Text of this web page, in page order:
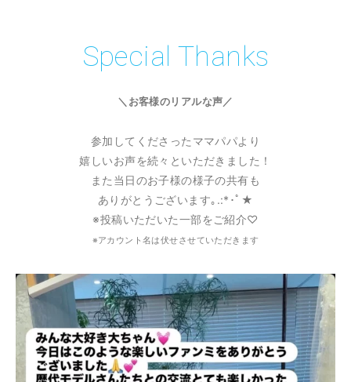
Special Thanks
＼お客様のリアルな声／
参加してくださったママパパより
嬉しいお声を続々といただきました！
また当日のお子様の様子の共有も
ありがとうございます｡.:*･ﾟ★
※投稿いただいた一部をご紹介♡
※アカウント名は伏せさせていただきます